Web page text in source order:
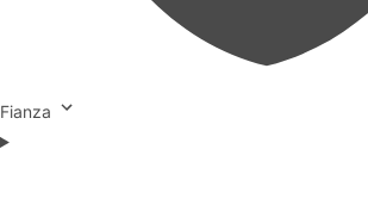
Fianza